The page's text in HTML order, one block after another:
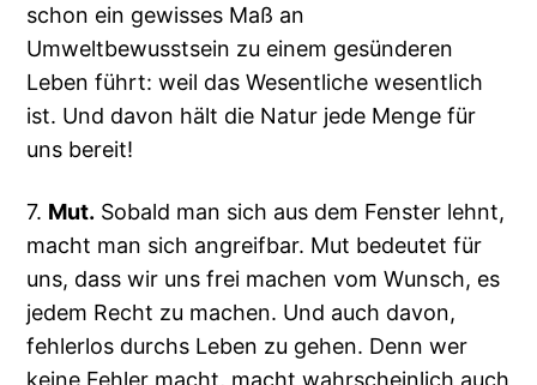
schon ein gewisses Maß an
Umweltbewusstsein zu einem gesünderen
Leben führt: weil das Wesentliche wesentlich
ist. Und davon hält die Natur jede Menge für
uns bereit!
7. Mut. Sobald man sich aus dem Fenster lehnt,
macht man sich angreifbar. Mut bedeutet für
uns, dass wir uns frei machen vom Wunsch, es
jedem Recht zu machen. Und auch davon,
fehlerlos durchs Leben zu gehen. Denn wer
keine Fehler macht, macht wahrscheinlich auch